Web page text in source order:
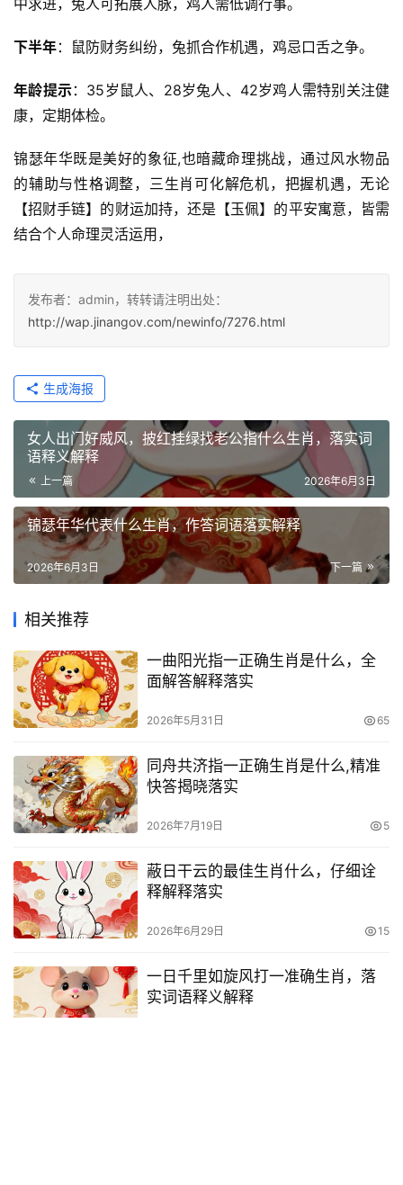
下半年：鼠防财务纠纷，兔抓合作机遇，鸡忌口舌之争。
年龄提示：35岁鼠人、28岁兔人、42岁鸡人需特别关注健
康，定期体检。
锦瑟年华既是美好的象征,也暗藏命理挑战，通过风水物品
的辅助与性格调整，三生肖可化解危机，把握机遇，无论
【招财手链】的财运加持，还是【玉佩】的平安寓意，皆需
结合个人命理灵活运用，
发布者：admin，转转请注明出处：
http://wap.jinangov.com/newinfo/7276.html
生成海报
女人出门好威风，披红挂绿找老公指什么生肖，落实词
语释义解释
上一篇 2026年6月3日
锦瑟年华代表什么生肖，作答词语落实解释
下一篇
2026年6月3日
相关推荐
一曲阳光指一正确生肖是什么，全
面解答解释落实
2026年5月31日 65
同舟共济指一正确生肖是什么,精准
快答揭晓落实
2026年7月19日 5
蔽日干云的最佳生肖什么，仔细诠
释解释落实
2026年6月29日 15
一日千里如旋风打一准确生肖，落
实词语释义解释